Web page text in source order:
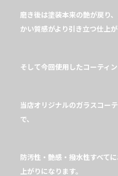
磨き後は塗装本来の艶が戻り
かい質感がより引き立つ仕上が
そして今回使用したコーティ
当店オリジナルのガラスコー
で、
防汚性・艶感・撥水性すべて
上がりになります。